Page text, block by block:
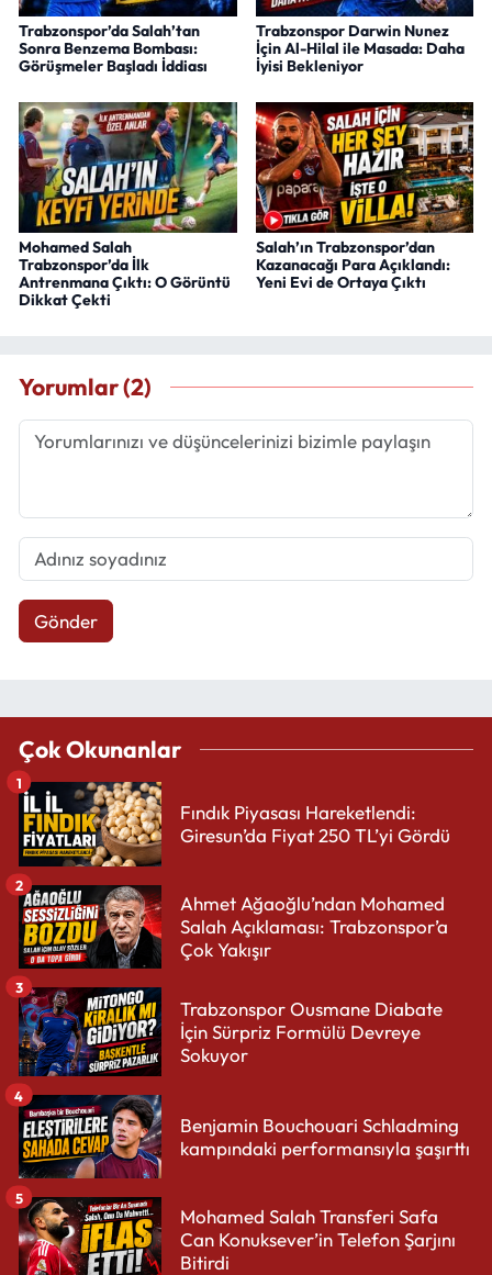
Trabzonspor’da Salah’tan
Sonra Benzema Bombası:
Görüşmeler Başladı İddiası
Trabzonspor Darwin Nunez
İçin Al-Hilal ile Masada: Daha
İyisi Bekleniyor
Mohamed Salah
Trabzonspor’da İlk
Antrenmana Çıktı: O Görüntü
Dikkat Çekti
Salah’ın Trabzonspor’dan
Kazanacağı Para Açıklandı:
Yeni Evi de Ortaya Çıktı
Yorumlar (2)
Gönder
Çok Okunanlar
Fındık Piyasası Hareketlendi:
Giresun’da Fiyat 250 TL’yi Gördü
1
Ahmet Ağaoğlu’ndan Mohamed
Salah Açıklaması: Trabzonspor’a
Çok Yakışır
2
Trabzonspor Ousmane Diabate
İçin Sürpriz Formülü Devreye
Sokuyor
3
Benjamin Bouchouari Schladming
kampındaki performansıyla şaşırttı
4
Mohamed Salah Transferi Safa
Can Konuksever’in Telefon Şarjını
Bitirdi
5